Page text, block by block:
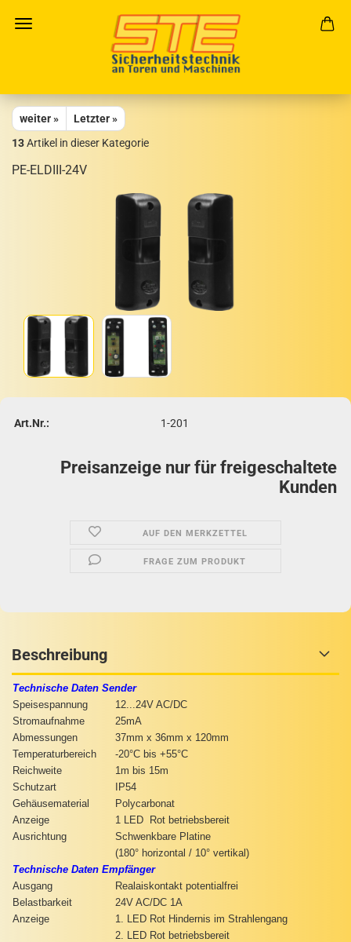
weiter »
Letzter »
13Artikel in dieser Kategorie
PE-​ELDIII-24V
Art.Nr.: 1-201
Preisanzeige nur für freigeschaltete
Kunden
AUF DEN MERKZETTEL
FRAGE ZUM PRODUKT
Beschreibung
Technische Daten Sender
Speisespannung
12...24V AC/DC
Stromaufnahme
25mA
Abmessungen
37mm x 36mm x 120mm
Temperaturbereich
-20°C bis +55°C
Reichweite
1m bis 15m
Schutzart
IP54
Gehäusematerial
Polycarbonat
Anzeige
1 LED Rot betriebsbereit
Ausrichtung
Schwenkbare Platine
(180° horizontal / 10° vertikal)
Technische Daten Empfänger
Ausgang
Realaiskontakt potentialfrei
Belastbarkeit
24V AC/DC 1A
Anzeige
1. LED Rot Hindernis im Strahlengang
2. LED Rot betriebsbereit